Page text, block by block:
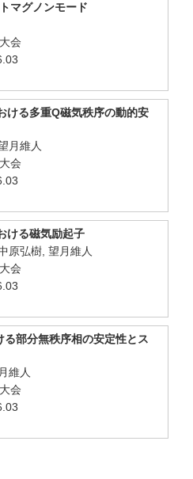
マグノンモード
会
ける多重Q磁気秩序の動的安
月維人
会
ける磁気励起子
原弘樹, 望月維人
会
部分無秩序相の安定性とス
維人
会